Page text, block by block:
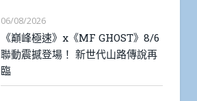
06/08/2026
《巔峰極速》x《MF GHOST》8/6
聯動震撼登場！ 新世代山路傳說再
臨